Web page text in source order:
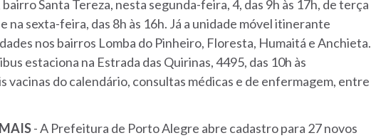
Santa Tereza, nesta segunda-feira, 4, das 9h às 17h, de terça
na sexta-feira, das 8h às 16h. Já a unidade móvel itinerante
nos bairros Lomba do Pinheiro, Floresta, Humaitá e Anchieta.
estaciona na Estrada das Quirinas, 4495, das 10h às
vacinas do calendário, consultas médicas e de enfermagem, entre
- A Prefeitura de Porto Alegre abre cadastro para 27 novos